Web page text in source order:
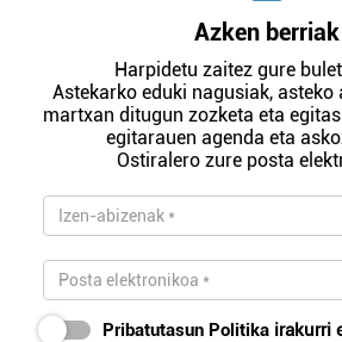
Azken berriak
Harpidetu zaitez gure
Astekarko eduki nagusiak, asteko
martxan ditugun zozketa eta
egitarauen agenda eta
Ostiralero zure posta
Pribatutasun Politika irakurri